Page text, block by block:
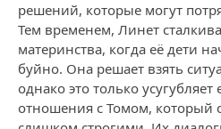
решений, которые могут
Тем временем, Линет
материнства, когда её дети
буйно. Она решает взять
однако это только
отношения с Томом, который